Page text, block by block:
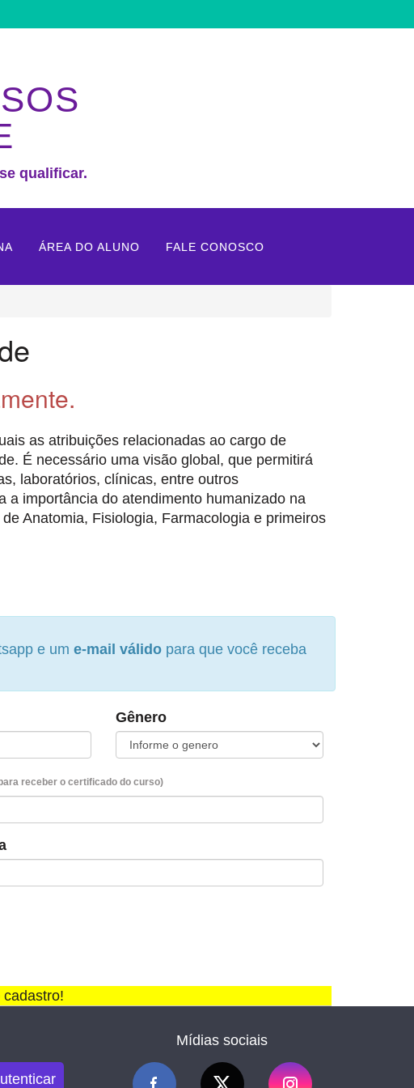
qualificar.
ÁREA DO ALUNO FALE CONOSCO
as atribuições relacionadas ao cargo de
É necessário uma visão global, que permitirá
laboratórios, clínicas, entre outros
a importância do atendimento humanizado na
Anatomia, Fisiologia, Farmacologia e primeiros
e um e-mail válido para que você receba
Gênero
receber o certificado do curso)
Mídias sociais